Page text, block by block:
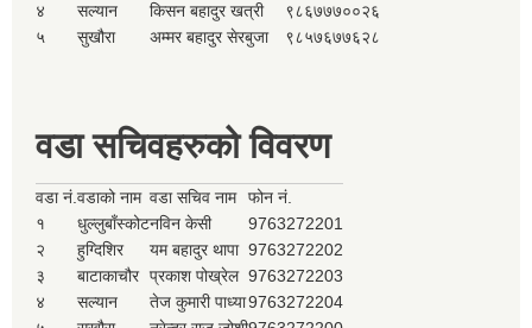
४
सल्यान किसन बहादुर खत्री
९८६७७७००२६
५
सुखौरा अम्मर बहादुर सेरबुजा ९८५७६७७६२८
वडा सचिवहरुको विवरण
वडा नं.वडाको नाम वडा सचिव नाम
फोन नं.
१
धुल्लुबाँस्कोटनविन केसी
9763272201
२
हुग्दिशिर यम बहादुर थापा 9763272202
३
बाटाकाचौर प्रकाश पोख्रेल 9763272203
४
सल्यान तेज कुमारी पाध्या9763272204